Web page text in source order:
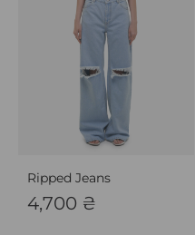
Ripped Jeans
4,700 ₴